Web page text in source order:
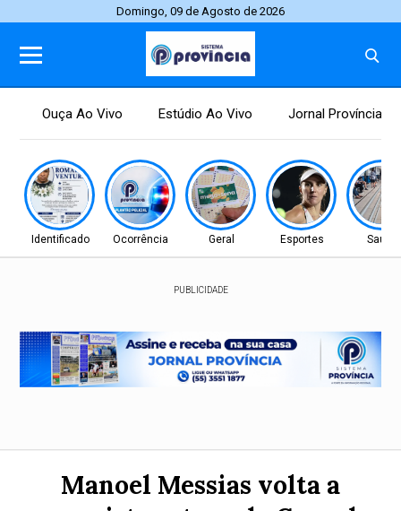
Domingo, 09 de Agosto de 2026
Ouça Ao Vivo Estúdio Ao Vivo Jornal Província
Identificado Ocorrência Geral Esportes Saúde
PUBLICIDADE
Manoel Messias volta a